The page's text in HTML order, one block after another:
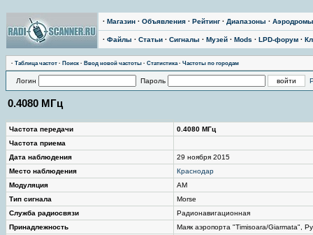
· Магазин · Объявления · Рейтинг · Диапазоны · Аэродромы
· Файлы · Статьи · Сигналы · Музей · Mods · LPD-форум ·
· Таблица частот · Поиск · Ввод новой частоты · Статистика· Частоты по городам
Логин Пароль
0.4080 МГц
Частота передачи
0.4080 МГц
Частота приема
Дата наблюдения
29 ноября 2015
Место наблюдения
Краснодар
Модуляция
AM
Тип сигнала
Morse
Служба радиосвязи
Радионавигационная
Принадлежность
Маяк аэропорта "Timisoara/Giarmata",